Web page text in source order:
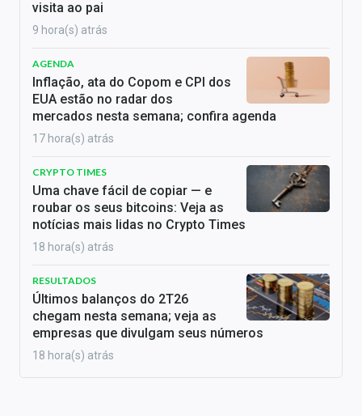
visita ao pai
9 hora(s) atrás
AGENDA
Inflação, ata do Copom e CPI dos
EUA estão no radar dos
mercados nesta semana; confira agenda
17 hora(s) atrás
CRYPTO TIMES
Uma chave fácil de copiar — e
roubar os seus bitcoins: Veja as
notícias mais lidas no Crypto Times
18 hora(s) atrás
RESULTADOS
Últimos balanços do 2T26
chegam nesta semana; veja as
empresas que divulgam seus números
18 hora(s) atrás